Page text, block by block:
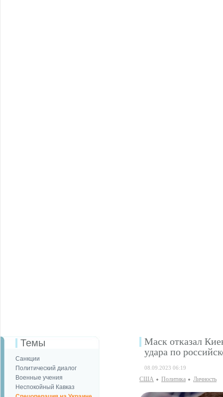
Темы
Санкции
Политический диалог
Военные учения
Неспокойный Кавказ
Маск отказал
удара по
08.09.2023 06:19
США Политика Личность